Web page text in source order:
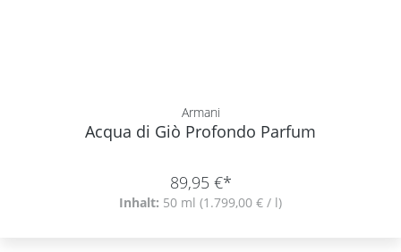
Armani
Acqua di Giò Profondo Parfum
89,95 €*
Inhalt: 50 ml (1.799,00 € / l)